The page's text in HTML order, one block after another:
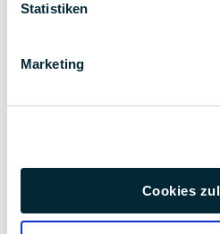
Statistiken
Marketing
Cookies
Schorsch, Geschäftsführer der
Das Tierheim Kulmbach und
herausragende Arbeit, indem
und Kleintiere aufnimmt,
„Rund-um-die-Uhr-Service“
sofort versorgt werden und die
Betreuung erhalten. Denn
jährlich im Tierheim